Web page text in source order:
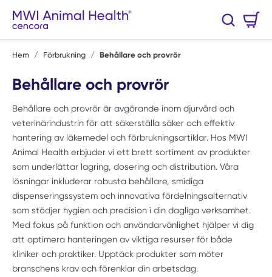
Hoppa till huvudinnehåll
Sök
Hem / Förbrukning / Behållare och provrör
Behållare och provrör
Behållare och provrör är avgörande inom djurvård och
veterinärindustrin för att säkerställa säker och effektiv
hantering av läkemedel och förbrukningsartiklar. Hos MWI
Animal Health erbjuder vi ett brett sortiment av produkter
som underlättar lagring, dosering och distribution. Våra
lösningar inkluderar robusta behållare, smidiga
dispenseringssystem och innovativa fördelningsalternativ
som stödjer hygien och precision i din dagliga verksamhet.
Med fokus på funktion och användarvänlighet hjälper vi dig
att optimera hanteringen av viktiga resurser för både
kliniker och praktiker. Upptäck produkter som möter
branschens krav och förenklar din arbetsdag.